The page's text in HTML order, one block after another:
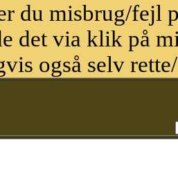
du misbrug/fejl
det via klik på
også selv